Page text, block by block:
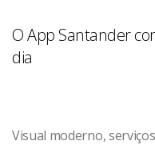
O App Santander
dia
Visual moderno,